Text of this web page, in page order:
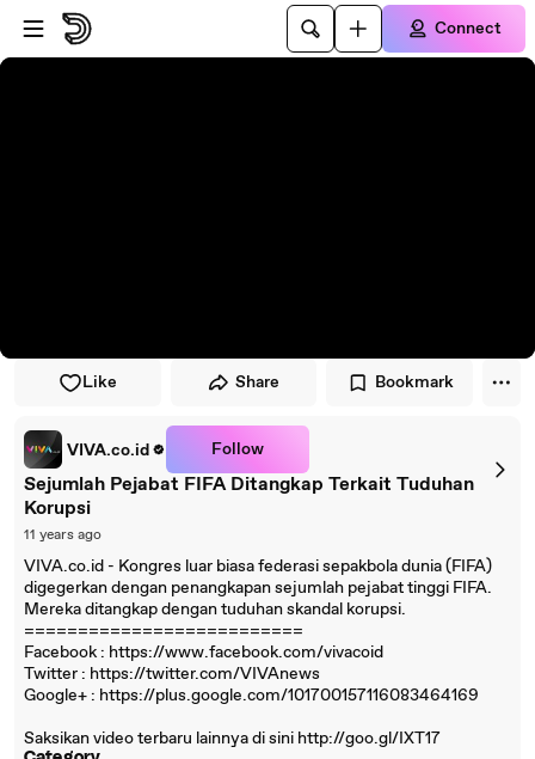
Skip to player
Skip to main content
Connect
Like Share Bookmark
VIVA.co.id Follow
Sejumlah Pejabat FIFA Ditangkap Terkait Tuduhan
Korupsi
11 years ago
VIVA.co.id - Kongres luar biasa federasi sepakbola dunia (FIFA)
digegerkan dengan penangkapan sejumlah pejabat tinggi FIFA.
Mereka ditangkap dengan tuduhan skandal korupsi.
==========================
Facebook : https://www.facebook.com/vivacoid
Twitter : https://twitter.com/VIVAnews‎
Google+ : https://plus.google.com/101700157116083464169
Saksikan video terbaru lainnya di sini http://goo.gl/IXT17